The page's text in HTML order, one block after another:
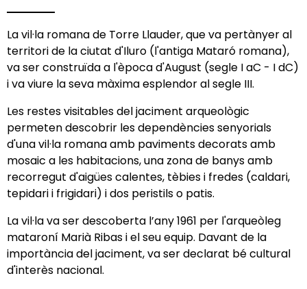
La vil·la romana de Torre Llauder, que va pertànyer al
territori de la ciutat d'Iluro (l'antiga Mataró romana),
va ser construïda a l'època d'August (segle I aC - I dC)
i va viure la seva màxima esplendor al segle III.
Les restes visitables del jaciment arqueològic
permeten descobrir les dependències senyorials
d'una vil·la romana amb paviments decorats amb
mosaic a les habitacions, una zona de banys amb
recorregut d'aigües calentes, tèbies i fredes (caldari,
tepidari i frigidari) i dos peristils o patis.
La vil·la va ser descoberta l’any 1961 per l'arqueòleg
mataroní Marià Ribas i el seu equip. Davant de la
importància del jaciment, va ser declarat bé cultural
d'interès nacional.